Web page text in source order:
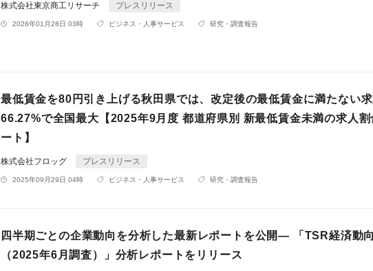
株式会社東京商工リサーチ プレスリリース
2026年01月28日 03時 ビジネス・人事サービス 研究・調査報告
最低賃金を80円引き上げる秋田県では、改定後の最低賃金に満たない
66.27%で全国最大【2025年9月度 都道府県別 新最低賃金未満の求人割
ート】
株式会社フロッグ プレスリリース
2025年09月29日 04時 ビジネス・人事サービス 研究・調査報告
四半期ごとの企業動向を分析した最新レポートを公開― 「TSR経済動
（2025年6月調査）」分析レポートをリリース